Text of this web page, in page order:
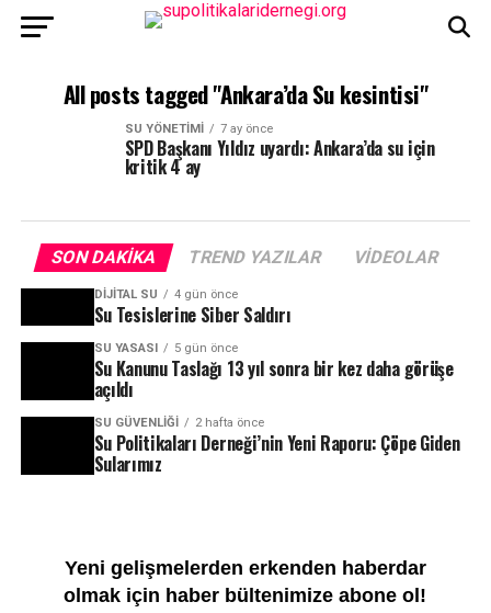
All posts tagged "Ankara’da Su kesintisi"
SU YÖNETIMI 7 ay önce
SPD Başkanı Yıldız uyardı: Ankara’da su için
kritik 4 ay
SON DAKIKA TREND YAZILAR VIDEOLAR
DIJITAL SU 4 gün önce
Su Tesislerine Siber Saldırı
SU YASASI 5 gün önce
Su Kanunu Taslağı 13 yıl sonra bir kez daha görüşe
açıldı
SU GÜVENLIĞI 2 hafta önce
Su Politikaları Derneği’nin Yeni Raporu: Çöpe Giden
Sularımız
Yeni gelişmelerden erkenden haberdar
olmak için haber bültenimize abone ol!